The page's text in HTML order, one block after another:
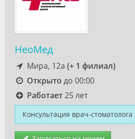
НеоМед
Мира, 12а (+ 1 филиал)
Открыто до 00:00
Работает25 лет
Консультация врач-стоматолога